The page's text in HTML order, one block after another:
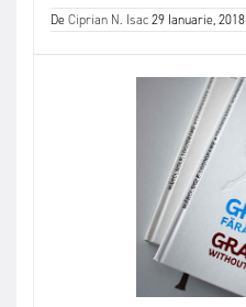
DeCiprian N. Isac29 Ianuarie, 2018